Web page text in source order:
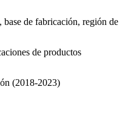
de fabricación, región de
de productos
(2018-2023)